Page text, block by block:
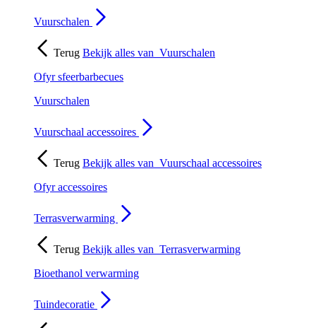
Vuurschalen
Terug Bekijk alles van Vuurschalen
Ofyr sfeerbarbecues
Vuurschalen
Vuurschaal accessoires
Terug Bekijk alles van Vuurschaal accessoires
Ofyr accessoires
Terrasverwarming
Terug Bekijk alles van Terrasverwarming
Bioethanol verwarming
Tuindecoratie